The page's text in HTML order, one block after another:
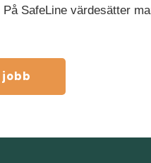
SafeLine värdesätter